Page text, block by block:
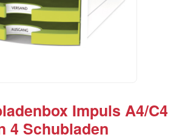
Impuls A4/C4
4 Schubladen